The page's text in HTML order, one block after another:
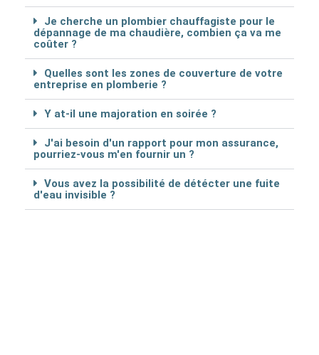
Je cherche un plombier chauffagiste pour le
dépannage de ma chaudière, combien ça va me
coûter ?
Quelles sont les zones de couverture de votre
entreprise en plomberie ?
Y at-il une majoration en soirée ?
J'ai besoin d'un rapport pour mon assurance,
pourriez-vous m'en fournir un ?
Vous avez la possibilité de détécter une fuite
d'eau invisible ?